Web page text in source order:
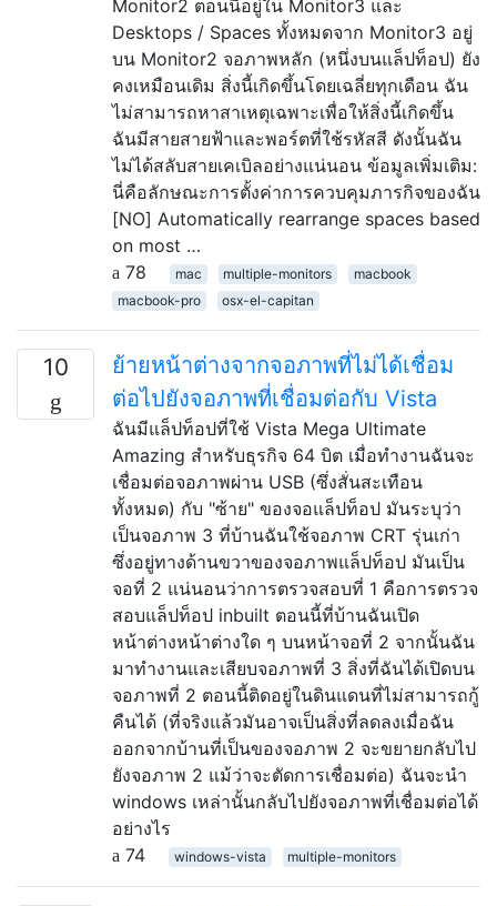
Monitor2 ตอนนี้อยู่ใน Monitor3 และ
Desktops / Spaces ทั้งหมดจาก Monitor3 อยู่
บน Monitor2 จอภาพหลัก (หนึ่งบนแล็ปท็อป) ยัง
คงเหมือนเดิม สิ่งนี้เกิดขึ้นโดยเฉลี่ยทุกเดือน ฉัน
ไม่สามารถหาสาเหตุเฉพาะเพื่อให้สิ่งนี้เกิดขึ้น
ฉันมีสายสายฟ้าและพอร์ตที่ใช้รหัสสี ดังนั้นฉัน
ไม่ได้สลับสายเคเบิลอย่างแน่นอน ข้อมูลเพิ่มเติม:
นี่คือลักษณะการตั้งค่าการควบคุมภารกิจของฉัน
[NO] Automatically rearrange spaces based
on most …
78
mac multiple-monitors
macbook
macbook-pro
osx-el-capitan
10
ย้ายหน้าต่างจากจอภาพที่ไม่ได้เชื่อม
ต่อไปยังจอภาพที่เชื่อมต่อกับ Vista
ฉันมีแล็ปท็อปที่ใช้ Vista Mega Ultimate
Amazing สำหรับธุรกิจ 64 บิต เมื่อทำงานฉันจะ
เชื่อมต่อจอภาพผ่าน USB (ซึ่งสั่นสะเทือน
ทั้งหมด) กับ "ซ้าย" ของจอแล็ปท็อป มันระบุว่า
เป็นจอภาพ 3 ที่บ้านฉันใช้จอภาพ CRT รุ่นเก่า
ซึ่งอยู่ทางด้านขวาของจอภาพแล็ปท็อป มันเป็น
จอที่ 2 แน่นอนว่าการตรวจสอบที่ 1 คือการตรวจ
สอบแล็ปท็อป inbuilt ตอนนี้ที่บ้านฉันเปิด
หน้าต่างหน้าต่างใด ๆ บนหน้าจอที่ 2 จากนั้นฉัน
มาทำงานและเสียบจอภาพที่ 3 สิ่งที่ฉันได้เปิดบน
จอภาพที่ 2 ตอนนี้ติดอยู่ในดินแดนที่ไม่สามารถกู้
คืนได้ (ที่จริงแล้วมันอาจเป็นสิ่งที่ลดลงเมื่อฉัน
ออกจากบ้านที่เป็นของจอภาพ 2 จะขยายกลับไป
ยังจอภาพ 2 แม้ว่าจะตัดการเชื่อมต่อ) ฉันจะนำ
windows เหล่านั้นกลับไปยังจอภาพที่เชื่อมต่อได้
อย่างไร
74
windows-vista multiple-monitors